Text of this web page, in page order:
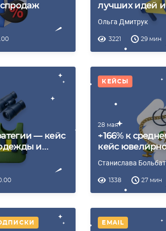
лучших идей
Ольга Дмитрук
3221 29 мин
— кейс
и
КЕЙСЫ
28 мая
+166% к
кейс
Станислава Больбат
1338 27 мин
EMAIL